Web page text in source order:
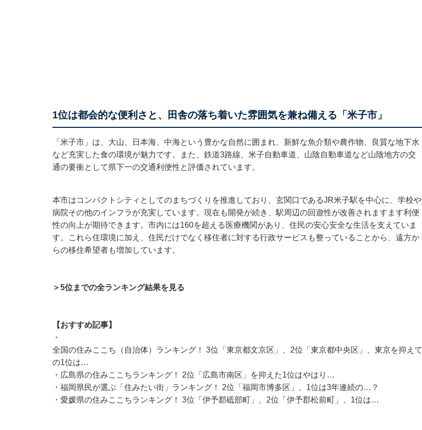
1位は都会的な便利さと、田舎の落ち着いた雰囲気を兼ね備える「米子市」
「米子市」は、大山、日本海、中海という豊かな自然に囲まれ、新鮮な魚介類や農作物、良質な地下水
など充実した食の環境が魅力です。また、鉄道3路線、米子自動車道、山陰自動車道など山陰地方の交
通の要衝として県下一の交通利便性と評価されています。
本市はコンパクトシティとしてのまちづくりを推進しており、玄関口であるJR米子駅を中心に、学校や
病院その他のインフラが充実しています。現在も開発が続き、駅周辺の回遊性が改善されますます利便
性の向上が期待できます。市内には160を超える医療機関があり、住民の安心安全な生活を支えていま
す。これら住環境に加え、住民だけでなく移住者に対する行政サービスも整っていることから、遠方か
らの移住希望者も増加しています。
＞5位までの全ランキング結果を見る
【おすすめ記事】
・
全国の住みここち（自治体）ランキング！ 3位「東京都文京区」、2位「東京都中央区」、東京を抑えて
の1位は…
・ 広島県の住みここちランキング！ 2位「広島市南区」を抑えた1位はやはり…
・ 福岡県民が選ぶ「住みたい街」ランキング！ 2位「福岡市博多区」、1位は3年連続の…？
・ 愛媛県の住みここちランキング！ 3位「伊予郡砥部町」、2位「伊予郡松前町」、1位は…